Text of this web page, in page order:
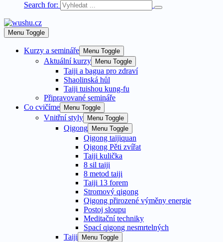
Search for:
Menu Toggle
Kurzy a semináře Menu Toggle
Aktuální kurzy Menu Toggle
Taiji a bagua pro zdraví
Shaolinská hůl
Taiji tuishou kung-fu
Připravované semináře
Co cvičíme
Menu Toggle
Vnitřní styly Menu Toggle
Qigong Menu Toggle
Qigong taijiquan
Qigong Pěti zvířat
Taiji kulička
8 sil taiji
8 metod taiji
Taiji 13 forem
Stromový qigong
Qigong přirozené výměny energie
Postoj sloupu
Meditační techniky
Spací qigong nesmrtelných
Taiji
Menu Toggle